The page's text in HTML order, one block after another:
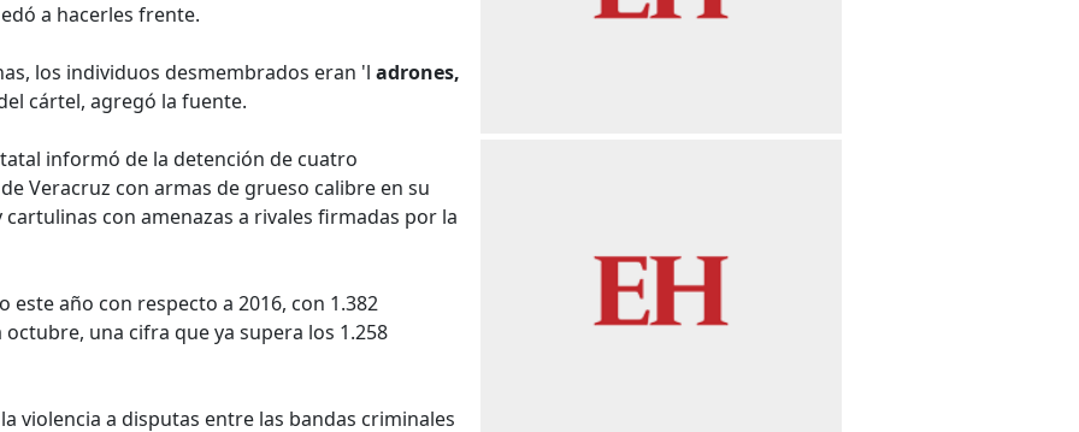
a hacerles frente.
los individuos desmembrados eran 'l adrones,
cártel, agregó la fuente.
informó de la detención de cuatro
Veracruz con armas de grueso calibre en su
con amenazas a rivales firmadas por la
este año con respecto a 2016, con 1.382
una cifra que ya supera los 1.258
violencia a disputas entre las bandas criminales